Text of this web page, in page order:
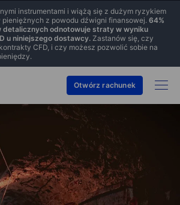
instrumentami i wiążą się z dużym ryzykiem
z powodu dźwigni finansowej. 64%
detalicznych odnotowuje straty w wyniku
u niniejszego dostawcy. Zastanów się, czy
CFD, i czy możesz pozwolić sobie na
Otwórz rachunek